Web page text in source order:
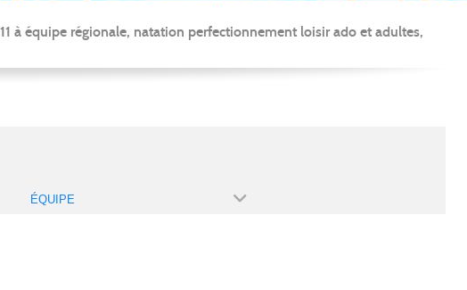
à équipe régionale, natation perfectionnement loisir ado et adultes,
ÉQUIPE